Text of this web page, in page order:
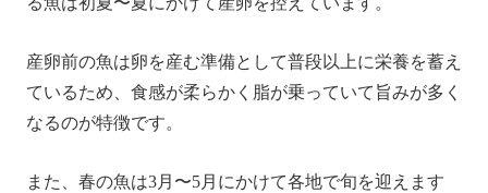
産卵前の魚は卵を産む準備として普段以上に栄養を蓄え
ているため、食感が柔らかく脂が乗っていて旨みが多く
なるのが特徴です。
また、春の魚は3月〜5月にかけて各地で旬を迎えます